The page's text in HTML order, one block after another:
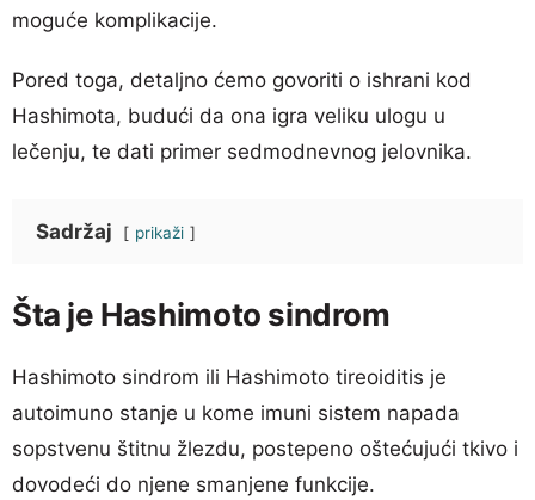
moguće komplikacije.
Pored toga, detaljno ćemo govoriti o ishrani kod
Hashimota, budući da ona igra veliku ulogu u
lečenju, te dati primer sedmodnevnog jelovnika.
Sadržaj prikaži
Šta je Hashimoto sindrom
Hashimoto sindrom ili Hashimoto tireoiditis je
autoimuno stanje u kome imuni sistem napada
sopstvenu štitnu žlezdu, postepeno oštećujući tkivo i
dovodeći do njene smanjene funkcije.